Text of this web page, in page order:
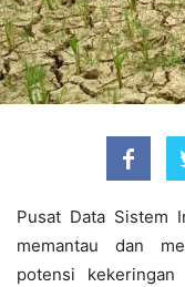
Pusat Data Sistem
memantau dan
potensi